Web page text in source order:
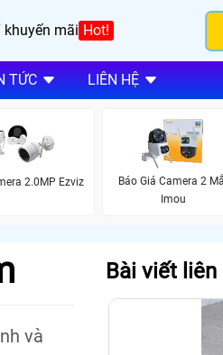
khuyến mãi Hot!
TỨC LIÊN HỆ
2.0MP Ezviz
Báo Giá Camera 2
Imou
và
Bài viết liên